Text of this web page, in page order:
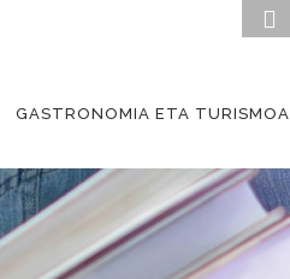
GASTRONOMIA ETA TURISMOA